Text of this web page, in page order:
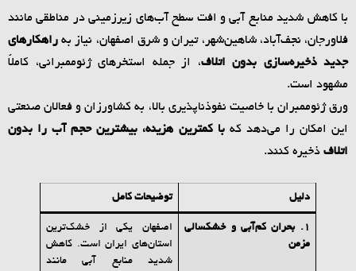
با کاهش شدید منابع آبی و افت سطح آب‌های زیرزمینی در مناطقی مانند
فلاورجان، نجف‌آباد، شاهین‌شهر، تیران و شرق اصفهان، نیاز بهراهکارهای
جدید ذخیره‌سازی بدون اتلاف، از جمله استخرهای ژئوممبرانی، کاملاً
مشهود است.
ورق ژئوممبران با خاصیت نفوذناپذیری بالا، به کشاورزان و فعالان صنعتی
این امکان را می‌دهد کهبا کمترین هزینه، بیشترین حجم آب را بدون
اتلافذخیره کنند.
دلیل توضیحات کامل
بحران کم‌آبی و خشکسالی
مزمن
اصفهان یکی از خشک‌ترین
استان‌های ایران است. کاهش
شدید منابع آبی مانند